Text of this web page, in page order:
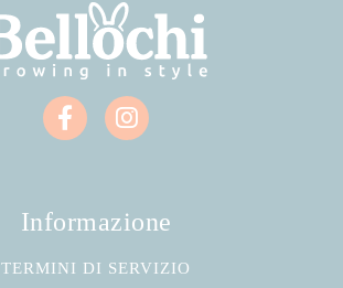
Informazione
TERMINI DI SERVIZIO